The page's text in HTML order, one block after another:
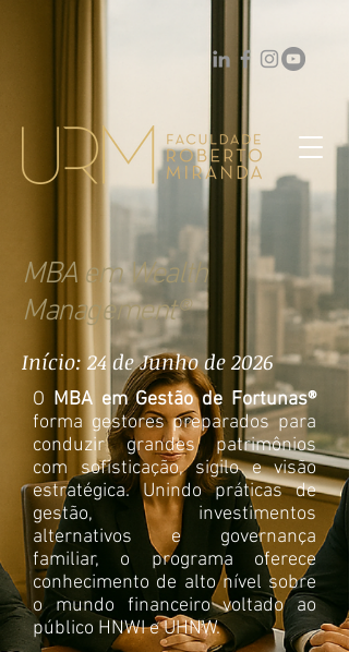
MBA em Wealth
Management®
Início: 24 de Junho de 2026
O MBA em Gestão de Fortunas®
forma gestores preparados para
conduzir grandes patrimônios
com sofisticação, sigilo e visão
estratégica. Unindo práticas de
gestão, investimentos
alternativos e governança
familiar, o programa oferece
conhecimento de alto nível sobre
o mundo financeiro voltado ao
público HNWI e UHNW.